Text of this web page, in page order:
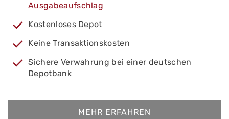
Ausgabeaufschlag
Kostenloses Depot
Keine Transaktionskosten
Sichere Verwahrung bei einer deutschen
Depotbank
MEHR ERFAHREN